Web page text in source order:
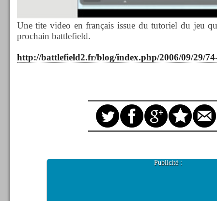
Une tite video en français issue du tutoriel du jeu
prochain battlefield.
http://battlefield2.fr/blog/index.php/2006/09/29/
Publicité :